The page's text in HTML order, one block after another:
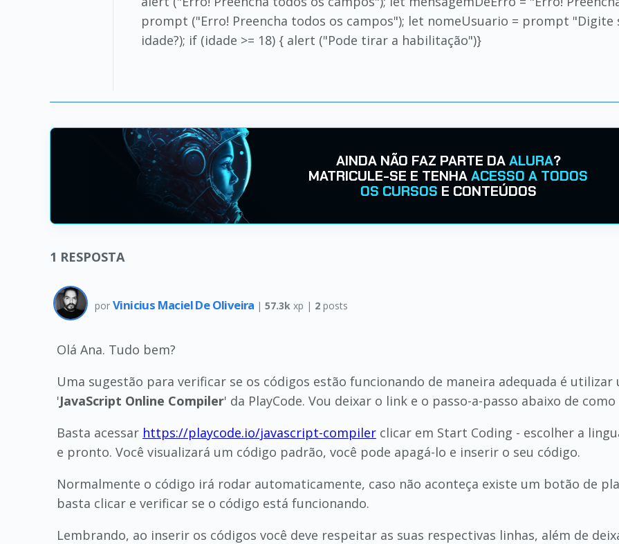
prompt ("Erro! Preencha todos os campos"); let nomeUsuario = prompt
idade?); if (idade >= 18) { alert ("Pode tirar a habilitação")}
AINDA NÃO FAZ PARTE DAALURA?
MATRICULE-SE E TENHAACESSO A TODOS
OS CURSOS E CONTEÚDOS
1 RESPOSTA
por Vinicius Maciel De Oliveira |57.3k xp | 2 posts
Olá Ana. Tudo bem?
Uma sugestão para verificar se os códigos estão funcionando de maneira adequada é
'JavaScript Online Compiler' da PlayCode. Vou deixar o link e o passo-a-passo abaixo de
Basta acessar https://playcode.io/javascript-compiler clicar em Start Coding - escolher a
e pronto. Você visualizará um código padrão, você pode apagá-lo e inserir o seu código.
Normalmente o código irá rodar automaticamente, caso não aconteça existe um botão de
basta clicar e verificar se o código está funcionando.
Lembrando, ao inserir os códigos você deve respeitar as suas respectivas linhas, além de